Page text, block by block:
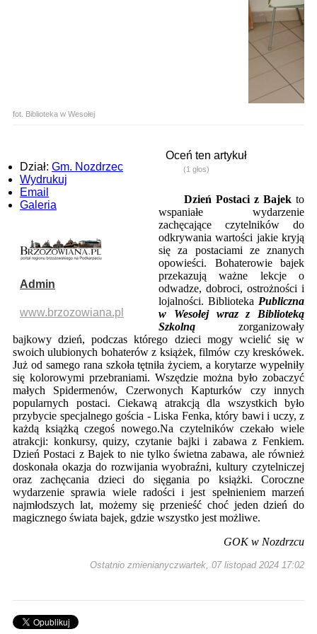
fot. Biblioteka w Wesołej
Dział: Gm. Nozdrzec
Wydrukuj
Email
Galeria
Oceń ten artykuł
(1 głos)
Admin
www.brzozowiana.pl
Dzień Postaci z Bajek to
wspaniałe wydarzenie
zachęcające czytelników do
odkrywania wartości jakie kryją
się za postaciami ze znanych
opowieści. Bohaterowie bajek
przekazują ważne lekcje o
odwadze, dobroci, ostrożności i
lojalności. Biblioteka Publiczna
w Wesołej wraz z Biblioteką
Szkolną zorganizowały
bajkowy dzień, podczas którego dzieci mogy wcielić się w
swoich ulubionych bohaterów z książek, filmów czy kreskówek.
Już od samego rana szkoła tętniła życiem, a korytarze wypełniły
się kolorowymi przebraniami. Wszędzie można było zobaczyć
małych Spidermenów, Czerwonych Kapturków czy innych
popularnych postaci. Ciekawą atrakcją dla wszystkich było
przybycie specjalnego gościa - Liska Fenka, który bawi i uczy, z
każdą książką czegoś nowego.Na czytelników czekało wiele
atrakcji: konkursy, quizy, czytanie bajki i zabawa z Fenkiem.
Dzień Postaci z Bajek to nie tylko świetna zabawa, ale również
doskonała okazja do rozwijania wyobraźni, kultury czytelniczej
oraz zachęcania dzieci do sięgania po książki. Coroczne
wydarzenie sprawia wiele radości i jest spełnieniem marzeń
najmłodszych lat, możemy się przenieść choć jeden dzień do
magicznego świata bajek, gdzie wszystko jest możliwe.
GOK w Nozdrzcu
Ostatnio zmienianyczwartek, 07 listopad 2024 17:02